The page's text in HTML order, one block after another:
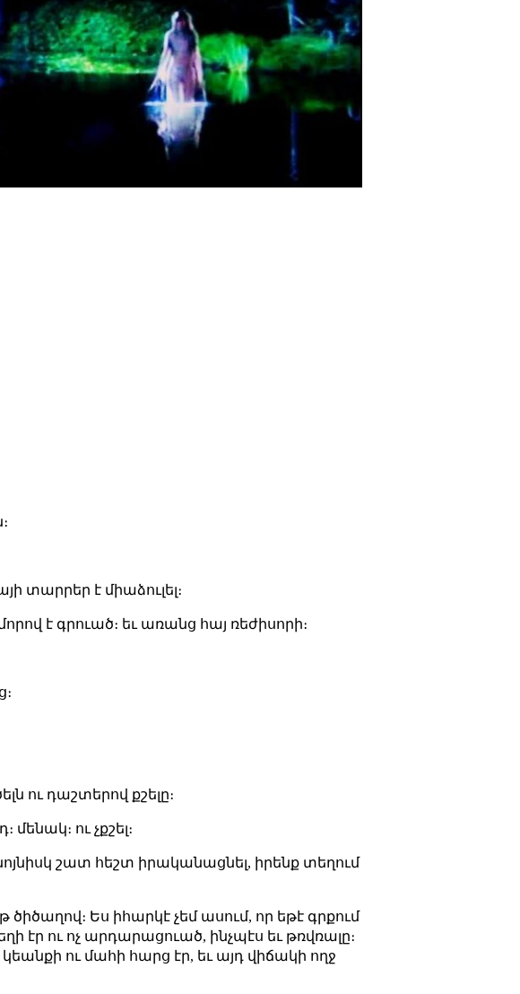
տարրեր է միաձուլել։
է գրուած։ եւ առանց հայ ռեժիսորի։
ու դաշտերով քշելը։
ու չքշել։
շատ հեշտ իրականացնել, իրենք տեղում
Ես իհարկէ չեմ ասում, որ եթէ գրքում
էր ու ոչ արդարացուած, ինչպէս եւ թռվռալը։
ու մահի հարց էր, եւ այդ վիճակի ողջ